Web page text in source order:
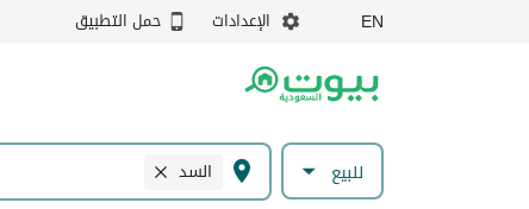
EN الإعدادات حمل التطبيق
للبيع السد